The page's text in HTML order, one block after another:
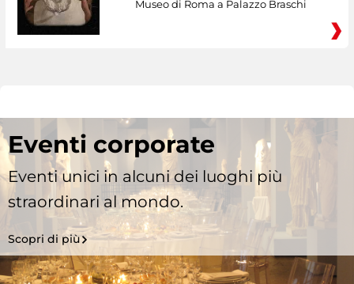
Museo di Roma a Palazzo Braschi
Eventi corporate
Eventi unici in alcuni dei luoghi più
straordinari al mondo.
Scopri di più